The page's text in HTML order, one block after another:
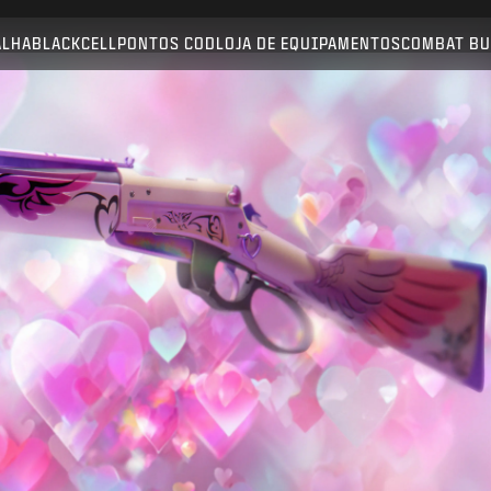
BLACKCELL PONTOS COD LOJA DE EQUIPAMENTOSCOMBAT
ENVIAR
CONFIRMAR COMPRA
CANCELAR
A Activision pode atualizar, substituir ou remover este
conteúdo do jogo a qualquer momento.